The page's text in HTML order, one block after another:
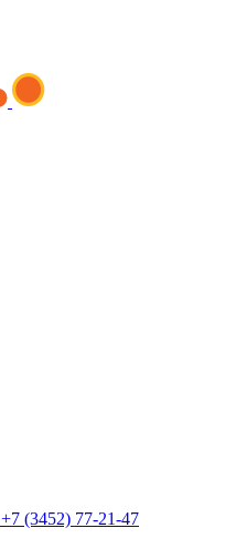
+7 (3452) 77-21-47